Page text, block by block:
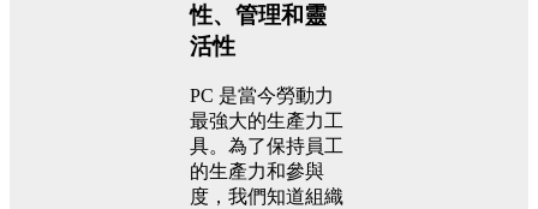
性、管理和靈
活性
PC 是當今勞動力
最強大的生產力工
具。為了保持員工
的生產力和參與
度，我們知道組織